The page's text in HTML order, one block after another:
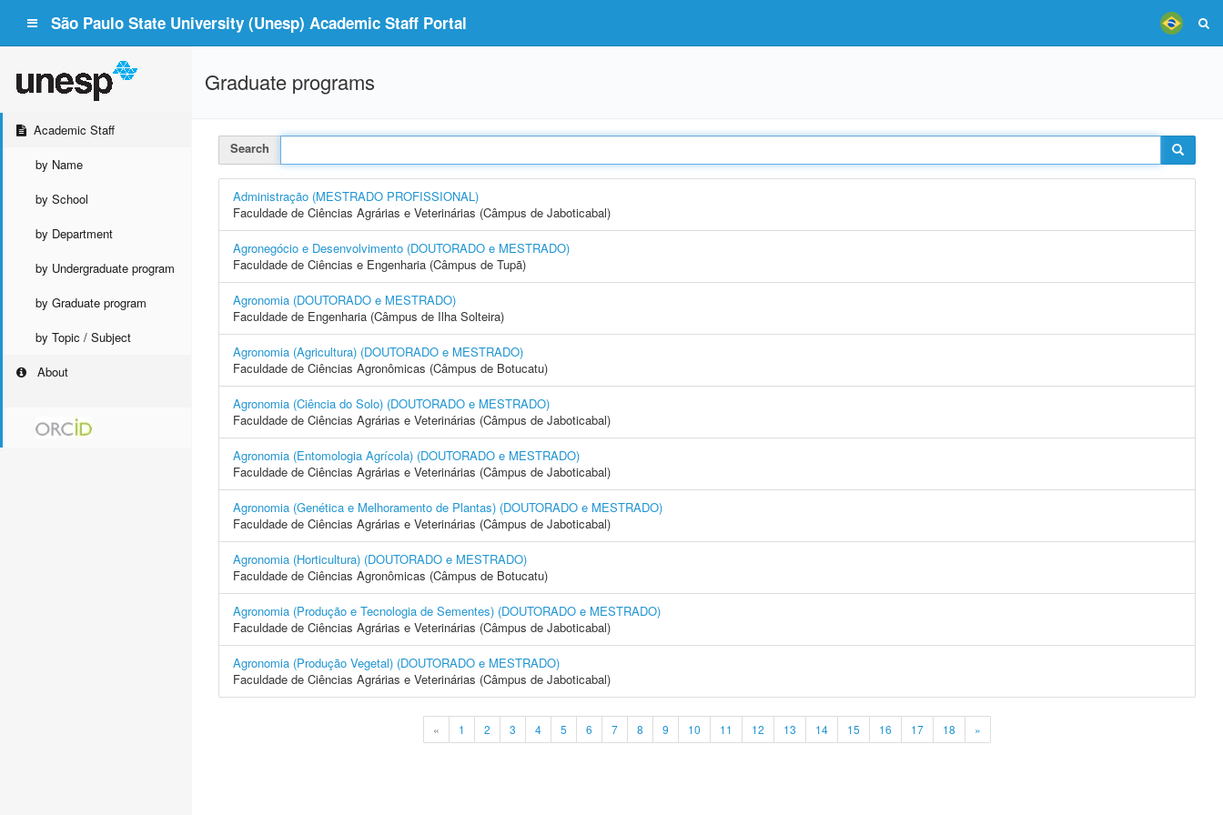
São Paulo State University (Unesp) Academic Staff Portal
Academic Staff
by Name
by School
by Department
by Undergraduate program
by Graduate program
by Topic / Subject
About
Graduate programs
Search
Administração (MESTRADO PROFISSIONAL)
Faculdade de Ciências Agrárias e Veterinárias (Câmpus de Jaboticabal)
Agronegócio e Desenvolvimento (DOUTORADO e MESTRADO)
Faculdade de Ciências e Engenharia (Câmpus de Tupã)
Agronomia (DOUTORADO e MESTRADO)
Faculdade de Engenharia (Câmpus de Ilha Solteira)
Agronomia (Agricultura) (DOUTORADO e MESTRADO)
Faculdade de Ciências Agronômicas (Câmpus de Botucatu)
Agronomia (Ciência do Solo) (DOUTORADO e MESTRADO)
Faculdade de Ciências Agrárias e Veterinárias (Câmpus de Jaboticabal)
Agronomia (Entomologia Agrícola) (DOUTORADO e MESTRADO)
Faculdade de Ciências Agrárias e Veterinárias (Câmpus de Jaboticabal)
Agronomia (Genética e Melhoramento de Plantas) (DOUTORADO e MESTRADO)
Faculdade de Ciências Agrárias e Veterinárias (Câmpus de Jaboticabal)
Agronomia (Horticultura) (DOUTORADO e MESTRADO)
Faculdade de Ciências Agronômicas (Câmpus de Botucatu)
Agronomia (Produção e Tecnologia de Sementes) (DOUTORADO e MESTRADO)
Faculdade de Ciências Agrárias e Veterinárias (Câmpus de Jaboticabal)
Agronomia (Produção Vegetal) (DOUTORADO e MESTRADO)
Faculdade de Ciências Agrárias e Veterinárias (Câmpus de Jaboticabal)
« 1 2 3 4 5 6 7 8 9 10 11 12 13 14 15 16 17 18 »